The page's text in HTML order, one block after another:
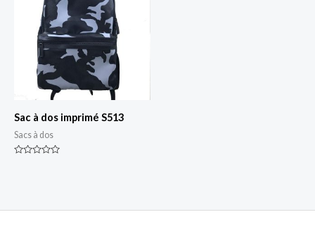
Sac à dos imprimé S513
Sacs à dos